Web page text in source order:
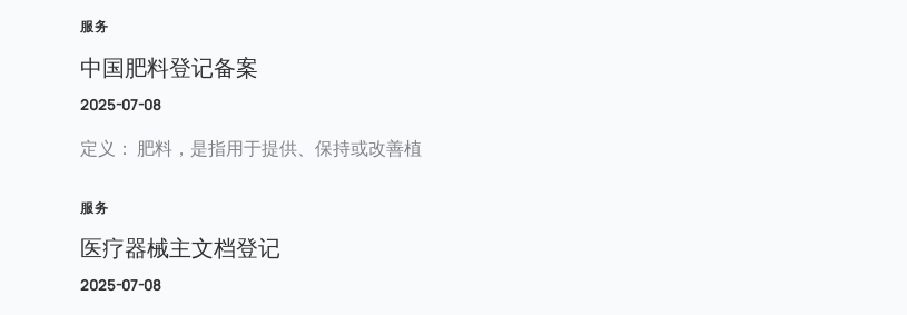
服务
中国肥料登记备案
2025-07-08
定义： 肥料，是指用于提供、保持或改善植
服务
医疗器械主文档登记
2025-07-08